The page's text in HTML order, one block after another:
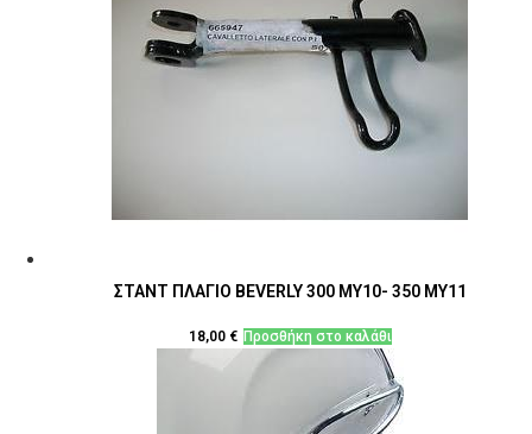
ΣΤΑΝΤ ΠΛΑΓΙΟ BEVERLY 300 MY10- 350 MY11
18,00 € Προσθήκη στο καλάθι